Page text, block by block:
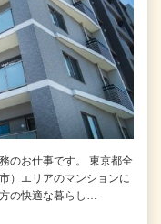
のお仕事です。 東京都全
）エリアのマンションに
の快適な暮らし…